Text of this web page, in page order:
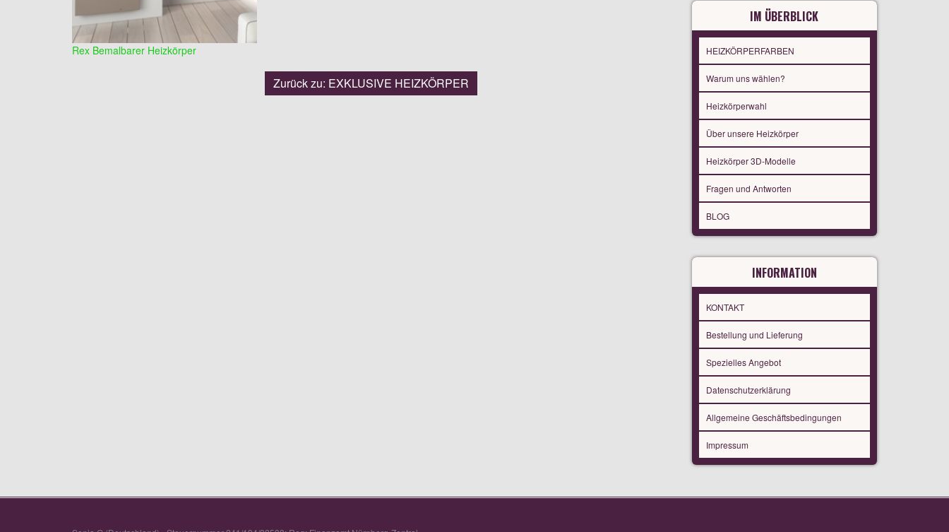
Rex Bemalbarer Heizkörper
Zurück zu: EXKLUSIVE HEIZKÖRPER
IM ÜBERBLICK
HEIZKÖRPERFARBEN
Warum uns wählen?
Heizkörperwahl
Über unsere Heizkörper
Heizkörper 3D-Modelle
Fragen und Antworten
BLOG
INFORMATION
KONTAKT
Bestellung und Lieferung
Spezielles Angebot
Datenschutzerklärung
Allgemeine Geschäftsbedingungen
Impressum